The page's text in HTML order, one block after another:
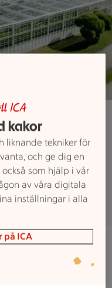
Östersund
för att inspirera
ICA
kakor
liknande tekniker för
och ge dig en
som hjälp i vår
av våra digitala
inställningar i alla
på ICA